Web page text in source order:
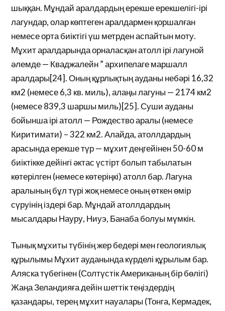
шыққан. Мұндай аралдардың ерекше ерекшелігі-ірі
лагундар, олар көптеген аралдармен қоршалған
немесе орта биіктігі үш метрден аспайтын моту.
Мұхит аралдарында орналасқан атолл ірі лагуной
әлемде — Кваджалейн ” архипелаге маршалл
аралдары[24]. Оның құрлықтың ауданы небәрі 16,32
км2 (немесе 6,3 кв. миль), алаңы лагуны — 2174 км2
(немесе 839,3 шаршы миль)[25]. Суши ауданы
бойынша ірі атолл — Рождество аралы (немесе
Киритимати) – 322 км2. Алайда, атоллдардың
арасында ерекше түр — мұхит деңгейінен 50-60 м
биіктікке дейінгі әктас үстірт болып табылатын
көтерілген (немесе көтеріңкі) атолл бар. Лагуна
аралының бұл түрі жоқ немесе оның өткен өмір
сүруінің іздері бар. Мұндай атоллдардың
мысалдары Науру, Ниуэ, Банаба болуы мүмкін.
Тынық мұхиты түбінің жер бедері мен геологиялық
құрылымы Мұхит ауданында күрделі құрылым бар.
Аляска түбегінен (Солтүстік Американың бір бөлігі)
Жаңа Зеландияға дейін шеттік теңіздердің
қазандары, терең мұхит науалары (Тонга, Кермадек,